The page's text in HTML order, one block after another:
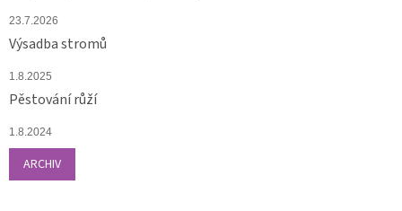
23.7.2026
Výsadba stromů
1.8.2025
Pěstování růží
1.8.2024
ARCHIV